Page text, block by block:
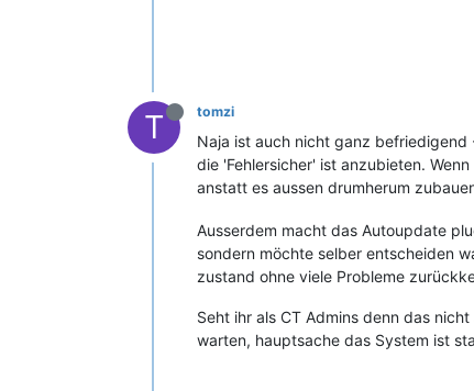
T tomzi
Naja ist auch nicht ganz befriedigend
die 'Fehlersicher' ist anzubieten.
anstatt es aussen drumherum
Ausserdem macht das Autoupdate
sondern möchte selber entscheiden
zustand ohne viele Probleme
Seht ihr als CT Admins denn das
warten, hauptsache das System ist